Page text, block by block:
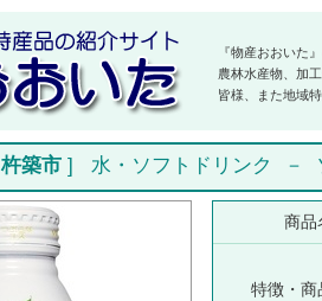
『物産おおいた
農林水産物、加
皆様、また地域
杵築市 ] 水・ソフトドリンク －
商品
特徴・商